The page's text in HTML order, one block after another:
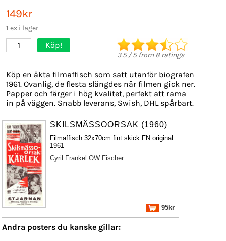
149kr
1 ex i lager
1 Köp!
3.5/5from 8 ratings
Köp en äkta filmaffisch som satt utanför biografen
1961. Ovanlig, de flesta slängdes när filmen gick ner.
Papper och färger i hög kvalitet, perfekt att rama
in på väggen. Snabb leverans, Swish, DHL spårbart.
SKILSMÄSSOORSAK (1960)
Filmaffisch 32x70cm fint skick FN original
1961
Cyril Frankel OW Fischer
95kr
Andra posters du kanske gillar: